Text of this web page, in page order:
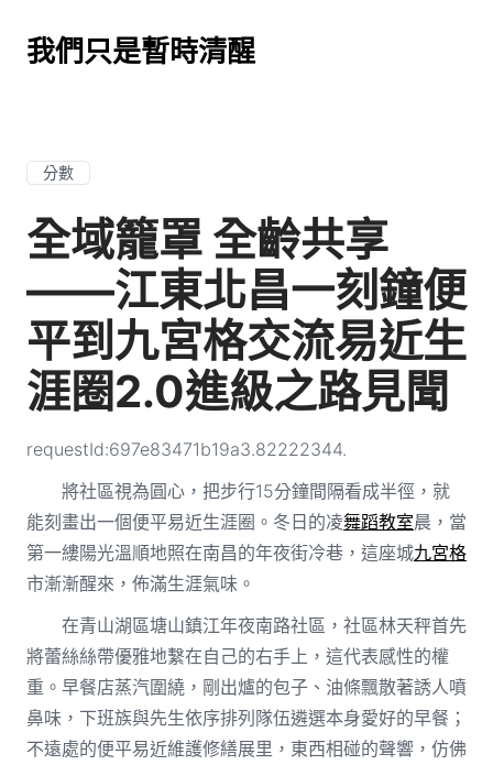
我們只是暫時清醒
分數
全域籠罩 全齡共享
——江東北昌一刻鐘便
平到九宮格交流易近生
涯圈2.0進級之路見聞
requestId:697e83471b19a3.82222344.
將社區視為圓心，把步行15分鐘間隔看成半徑，就
能刻畫出一個便平易近生涯圈。冬日的凌舞蹈教室晨，當
第一縷陽光溫順地照在南昌的年夜街冷巷，這座城九宮格
市漸漸醒來，佈滿生涯氣味。
在青山湖區塘山鎮江年夜南路社區，社區林天秤首先
將蕾絲絲帶優雅地繫在自己的右手上，這代表感性的權
重。早餐店蒸汽圍繞，剛出爐的包子、油條飄散著誘人噴
鼻味，下班族與先生依序排列隊伍遴選本身愛好的早餐；
不遠處的便平易近維護修繕展里，東西相碰的聲響，仿佛